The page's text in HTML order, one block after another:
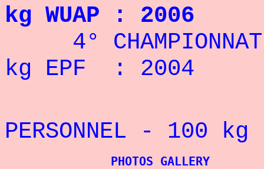
kg WUAP : 2006
4° CHAMPIONNAT
kg EPF : 2004
PERSONNEL - 100 kg
PHOTOS GALLERY